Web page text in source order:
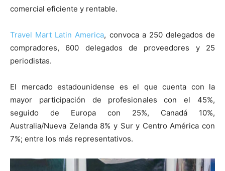
comercial eficiente y rentable.
Travel Mart Latin America, convoca a 250 delegados de
compradores, 600 delegados de proveedores y 25
periodistas.
El mercado estadounidense es el que cuenta con la
mayor participación de profesionales con el 45%,
seguido de Europa con 25%, Canadá 10%,
Australia/Nueva Zelanda 8% y Sur y Centro América con
7%; entre los más representativos.